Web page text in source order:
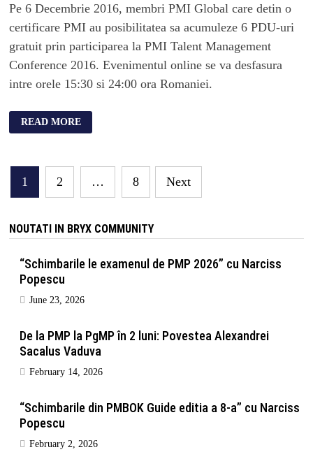
Pe 6 Decembrie 2016, membri PMI Global care detin o
certificare PMI au posibilitatea sa acumuleze 6 PDU-uri
gratuit prin participarea la PMI Talent Management
Conference 2016. Evenimentul online se va desfasura
intre orele 15:30 si 24:00 ora Romaniei.
READ MORE
Posts
navigation
1 2 … 8 Next
NOUTATI IN BRYX COMMUNITY
“Schimbarile le examenul de PMP 2026” cu Narciss
Popescu
June 23, 2026
De la PMP la PgMP în 2 luni: Povestea Alexandrei
Sacalus Vaduva
February 14, 2026
“Schimbarile din PMBOK Guide editia a 8-a” cu Narciss
Popescu
February 2, 2026